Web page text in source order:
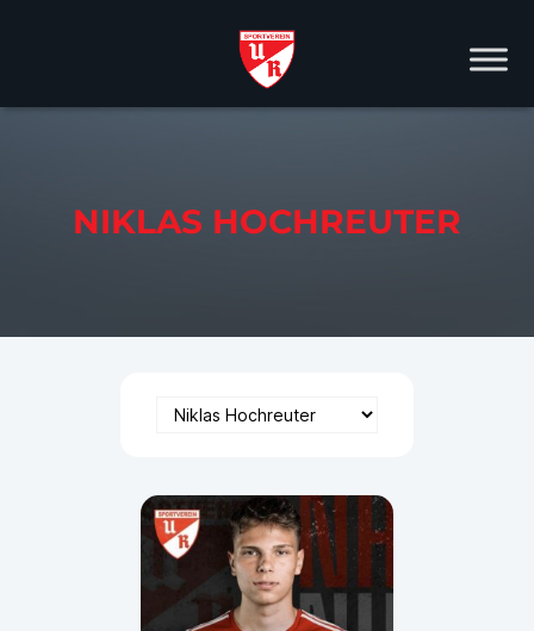
NIKLAS HOCHREUTER